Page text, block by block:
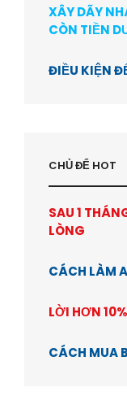
XÂY DÃY
CÒN TIỀN
ĐIỀU KIỆN
CHỦ ĐỂ HOT
SAU 1
LÒNG
CÁCH LÀM
LỜI HƠN
CÁCH MUA